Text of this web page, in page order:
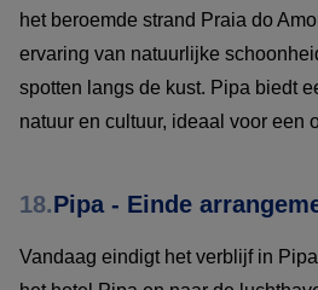
het beroemde strand Praia do
ervaring van natuurlijke
spotten langs de kust. Pipa biedt
natuur en cultuur, ideaal voor een
18.Pipa - Einde
Vandaag eindigt het verblijf in